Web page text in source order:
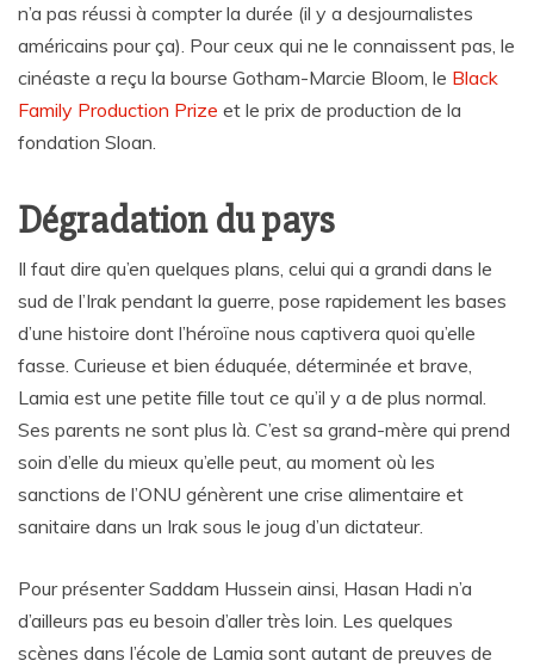
n’a pas réussi à compter la durée (il y a desjournalistes
américains pour ça). Pour ceux qui ne le connaissent pas, le
cinéaste a reçu la bourse Gotham-Marcie Bloom, le Black
Family Production Prize et le prix de production de la
fondation Sloan.
Dégradation du pays
Il faut dire qu’en quelques plans, celui qui a grandi dans le
sud de l’Irak pendant la guerre, pose rapidement les bases
d’une histoire dont l’héroïne nous captivera quoi qu’elle
fasse. Curieuse et bien éduquée, déterminée et brave,
Lamia est une petite fille tout ce qu’il y a de plus normal.
Ses parents ne sont plus là. C’est sa grand-mère qui prend
soin d’elle du mieux qu’elle peut, au moment où les
sanctions de l’ONU génèrent une crise alimentaire et
sanitaire dans un Irak sous le joug d’un dictateur.
Pour présenter Saddam Hussein ainsi, Hasan Hadi n’a
d’ailleurs pas eu besoin d’aller très loin. Les quelques
scènes dans l’école de Lamia sont autant de preuves de